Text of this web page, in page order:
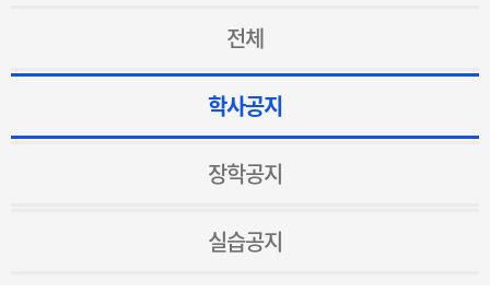
전체
학사공지
장학공지
실습공지